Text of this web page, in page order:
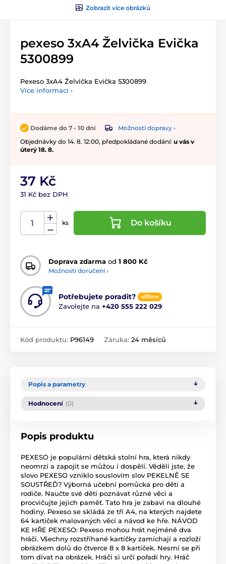
Zobrazit více obrázků
pexeso 3xA4 Želvička Evička
5300899
Pexeso 3xA4 Želvička Evička 5300899
Více informací ›
Dodáme do 7 - 10 dní
Možnosti dopravy ›
Objednávky do 14. 8. 12:00, předpokládané dodání: u vás v
úterý 18. 8.
37 Kč
31 Kč bez DPH
ks Do košíku
Doprava zdarma od 1 800 Kč
Možnosti doručení ›
Potřebujete poradit? offline
Zavolejte na +420 555 222 029
Kód produktu: P96149 Záruka: 24 měsíců
Popis a parametry
Hodnocení (0)
Popis produktu
PEXESO je populární dětská stolní hra, která nikdy
neomrzí a zapojit se můžou i dospělí. Věděli jste, že
slovo PEXESO vzniklo souslovím slov PEKELNĚ SE
SOUSTŘEĎ? Výborná učební pomůcka pro děti a
rodiče. Naučte své děti poznávat různé věci a
procvičujte jejich paměť. Tato hra je zabaví na dlouhé
hodiny. Pexeso se skládá ze tří A4, na kterých najdete
64 kartiček malovaných věcí a návod ke hře. NÁVOD
KE HŘE PEXESO: Pexeso mohou hrát nejméně dva
hráči. Všechny rozstříhané kartičky zamíchají a rozloží
obrázkem dolů do čtverce 8 x 8 kartiček. Nesmí se při
tom dívat na obrázek. Hráči si určí pořadí hry. Hráč